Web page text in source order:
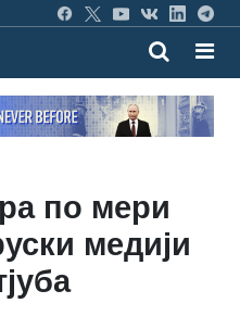
по мери
медији